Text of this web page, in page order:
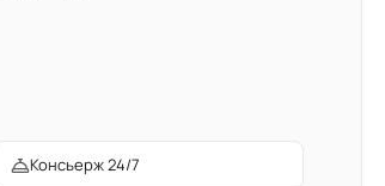
Консьерж 24/7